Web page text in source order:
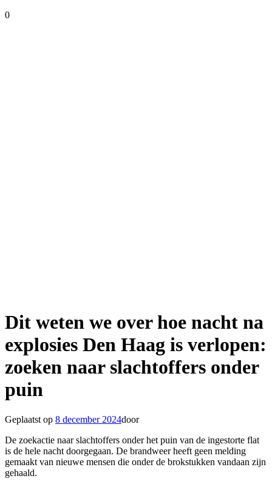
0
Dit weten we over hoe nacht na
explosies Den Haag is verlopen:
zoeken naar slachtoffers onder
puin
Geplaatst op 8 december 2024door
De zoekactie naar slachtoffers onder het puin van de ingestorte flat
is de hele nacht doorgegaan. De brandweer heeft geen melding
gemaakt van nieuwe mensen die onder de brokstukken vandaan zijn
gehaald.